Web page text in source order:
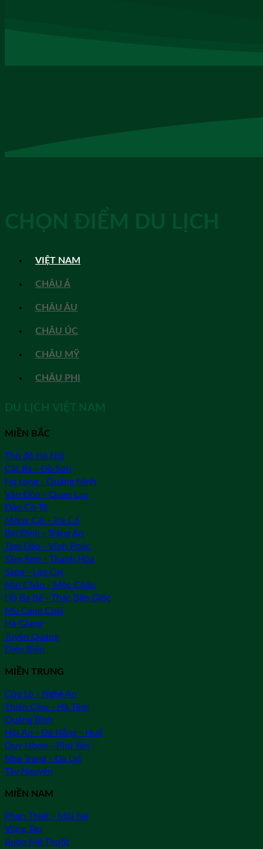
CHỌN ĐIỂM DU LỊCH
VIỆT NAM
CHÂU Á
CHÂU ÂU
CHÂU ÚC
CHÂU MỸ
CHÂU PHI
DU LỊCH VIỆT NAM
MIỀN BẮC
Thủ đô Hà Nội
Cát Bà - Đồ Sơn
Hạ Long - Quảng Ninh
Vân Đồn - Quan Lạn
Đảo Cô Tô
Móng Cái - Trà Cổ
Bái Đính - Tràng An
Tam Đảo - Vĩnh Phúc
Sầm Sơn - Thanh Hóa
Sapa - Lào Cai
Mai Châu - Mộc Châu
Hồ Ba Bể - Thác Bản Giốc
Mù Cang Chải
Hà Giang
Tuyên Quang
Điện Biên
MIỀN TRUNG
Cửa Lò - Nghệ An
Thiên Cầm - Hà Tĩnh
Quảng Bình
Hội An - Đà Nẵng - Huế
Quy Nhơn - Phú Yên
Nha Trang - Đà Lạt
Tây Nguyên
MIỀN NAM
Phan Thiết - Mũi Né
Vũng Tàu
Buôn Mê Thuột